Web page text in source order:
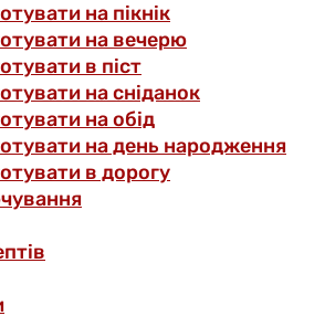
на пікнік
на вечерю
в піст
на сніданок
на обід
на день народження
в дорогу